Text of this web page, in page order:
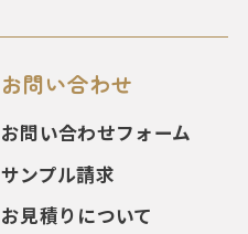
お問い合わせ
お問い合わせフォーム
サンプル請求
お見積りについて